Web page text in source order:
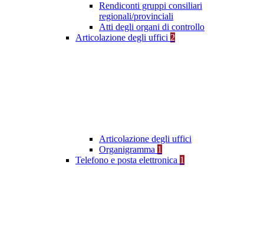
Rendiconti gruppi consiliari
regionali/provinciali
Atti degli organi di controllo
Articolazione degli uffici 2
Articolazione degli uffici
Organigramma 1
Telefono e posta elettronica 1